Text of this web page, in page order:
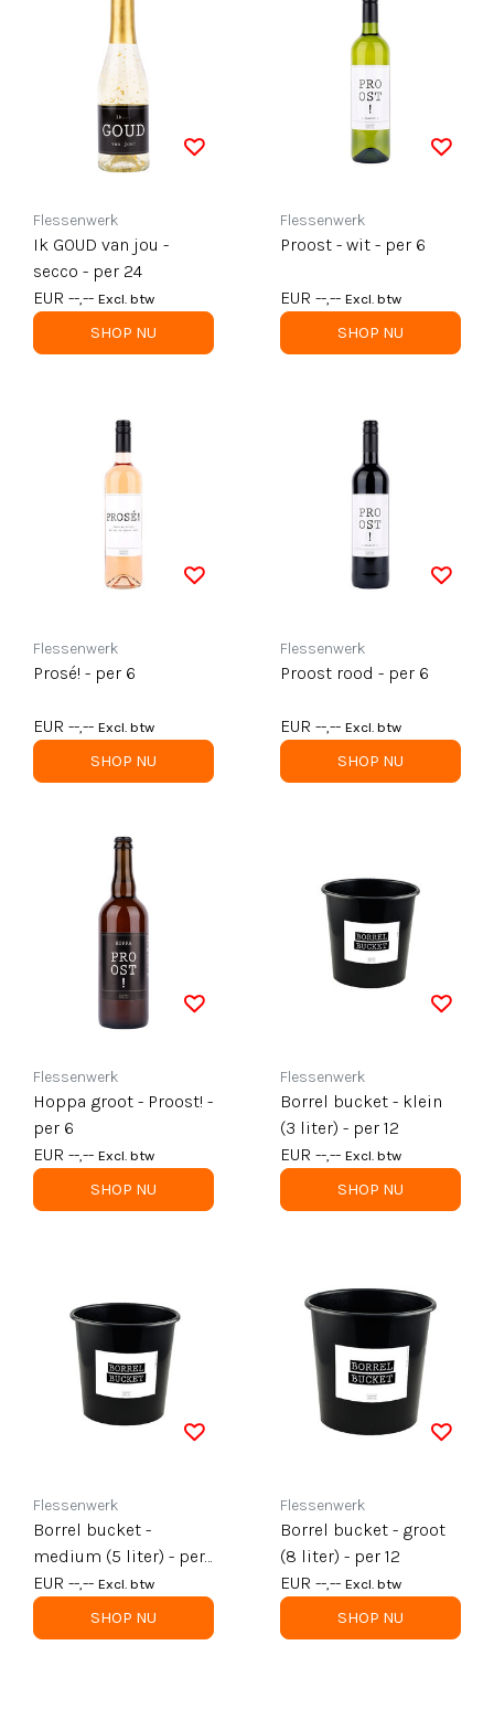
Flessenwerk
Ik GOUD van jou -
secco - per 24
EUR --,-- Excl. btw
SHOP NU
Flessenwerk
Proost - wit - per 6
EUR --,-- Excl. btw
SHOP NU
Flessenwerk
Prosé! - per 6
EUR --,-- Excl. btw
SHOP NU
Flessenwerk
Proost rood - per 6
EUR --,-- Excl. btw
SHOP NU
Flessenwerk
Hoppa groot - Proost! -
per 6
EUR --,-- Excl. btw
SHOP NU
Flessenwerk
Borrel bucket - klein
(3 liter) - per 12
EUR --,-- Excl. btw
SHOP NU
Flessenwerk
Borrel bucket -
medium (5 liter) - per
12
EUR --,-- Excl. btw
SHOP NU
Flessenwerk
Borrel bucket - groot
(8 liter) - per 12
EUR --,-- Excl. btw
SHOP NU